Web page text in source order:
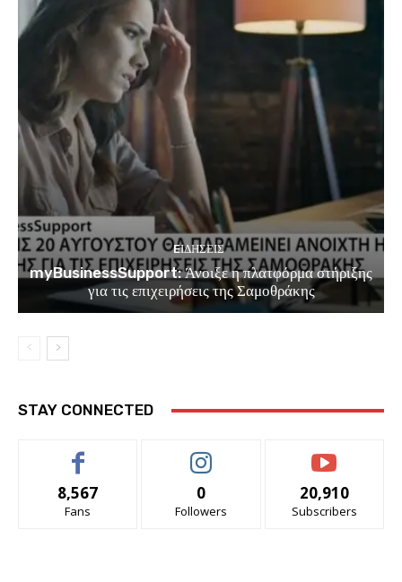
EΙΔΗΣΕΙΣ
myBusinessSupport: Άνοιξε η πλατφόρμα στήριξης
για τις επιχειρήσεις της Σαμοθράκης
STAY CONNECTED
8,567
Fans
0
Followers
20,910
Subscribers